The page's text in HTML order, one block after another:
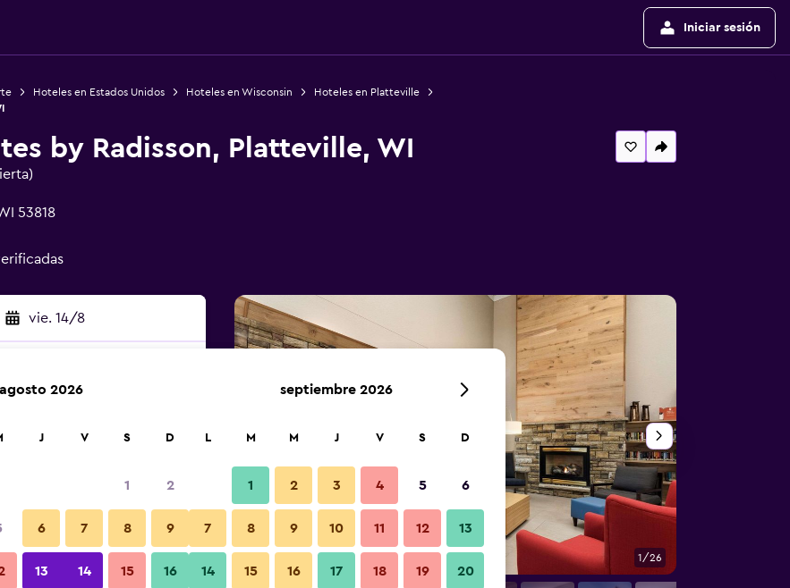
Iniciar sesión
Hoteles en Estados Unidos Hoteles en Wisconsin
Hoteles en Platteville
by Radisson, Platteville, WI
53818
vie. 14/8
barata de precio por noche
Total noche
Lounge 1/26
agosto 2026
J V S D
1 2
6 7 8 9
13 14 15 16
septiembre 2026
L M M J V S D
1 2 3 4 5 6
7 8 9 10 11 12 13
14 15 16 17 18 19 20